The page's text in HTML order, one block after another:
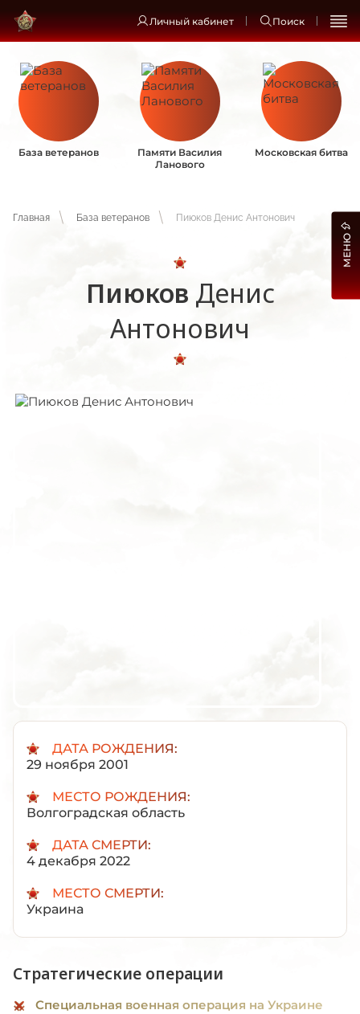
Личный кабинет Поиск
База ветеранов
Памяти Василия
Ланового
Московская битва
Главная База ветеранов Пиюков Денис Антонович
Пиюков Денис
Антонович
ДАТА РОЖДЕНИЯ:
29 ноября 2001
МЕСТО РОЖДЕНИЯ:
Волгоградская область
ДАТА СМЕРТИ:
4 декабря 2022
МЕСТО СМЕРТИ:
Украина
Стратегические операции
Специальная военная операция на Украине
МЕНЮ